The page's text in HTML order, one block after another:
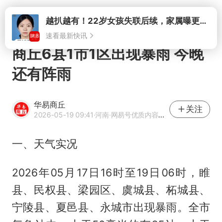
打开
商丘6县1市1区出现暴雨 今晚
还有阵雨
华易商丘
2026-05-19 09:41·河南·网易号优质内容创作者
关注
一、天气实况
2026年05月17日16时至19日06时，睢
县、民权县、梁园区、虞城县、柘城县、
宁陵县、夏邑县、永城市出现暴雨。全市